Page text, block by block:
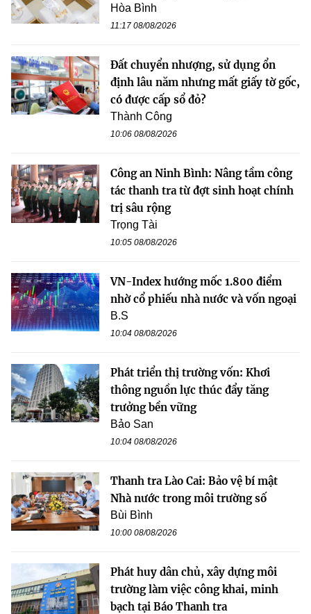
Hòa Bình
11:17 08/08/2026
Đất chuyển nhượng, sử dụng ổn
định lâu năm nhưng mất giấy tờ gốc,
có được cấp sổ đỏ?
Thành Công
10:06 08/08/2026
Công an Ninh Bình: Nâng tầm công
tác thanh tra từ đợt sinh hoạt chính
trị sâu rộng
Trọng Tài
10:05 08/08/2026
VN-Index hướng mốc 1.800 điểm
nhờ cổ phiếu nhà nước và vốn ngoại
B.S
10:04 08/08/2026
Phát triển thị trường vốn: Khơi
thông nguồn lực thúc đẩy tăng
trưởng bền vững
Bảo San
10:04 08/08/2026
Thanh tra Lào Cai: Bảo vệ bí mật
Nhà nước trong môi trường số
Bùi Bình
10:00 08/08/2026
Phát huy dân chủ, xây dựng môi
trường làm việc công khai, minh
bạch tại Báo Thanh tra